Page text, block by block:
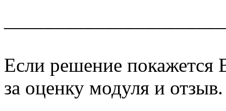
Если решение покажется
за оценку модуля и отзыв.